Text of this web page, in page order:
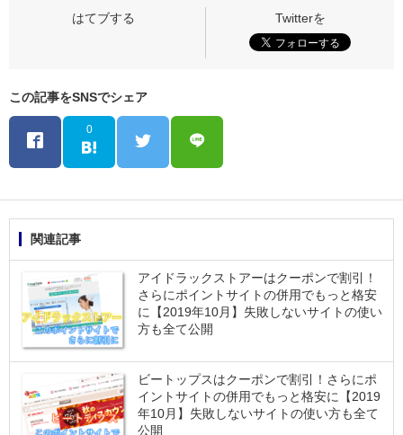
この記事をSNSでシェア
0
関連記事
アイドラックストアーはクーポンで割引！
さらにポイントサイトの併用でもっと格安
に【2019年10月】失敗しないサイトの使い
方も全て公開
ビートップスはクーポンで割引！さらにポ
イントサイトの併用でもっと格安に【2019
年10月】失敗しないサイトの使い方も全て
公開